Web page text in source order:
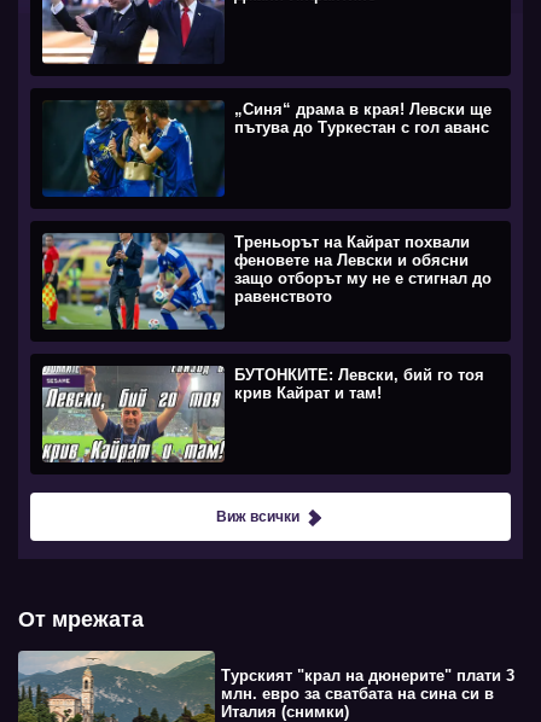
„Синя“ драма в края! Левски ще
пътува до Туркестан с гол аванс
Треньорът на Кайрат похвали
феновете на Левски и обясни
защо отборът му не е стигнал до
равенството
БУТОНКИТЕ: Левски, бий го тоя
крив Кайрат и там!
Виж всички
От мрежата
Турският "крал на дюнерите" плати 3
млн. евро за сватбата на сина си в
Италия (снимки)